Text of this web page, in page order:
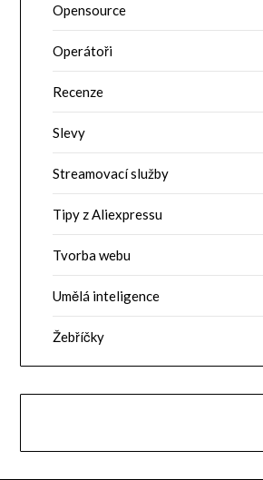
Opensource
Operátoři
Recenze
Slevy
Streamovací služby
Tipy z Aliexpressu
Tvorba webu
Umělá inteligence
Žebříčky